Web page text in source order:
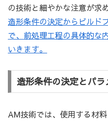
の技術と細やかな注意が求
造形条件の決定からビルド
で、前処理工程の具体的な
いきます。
造形条件の決定とパ
AM技術では、使用する材